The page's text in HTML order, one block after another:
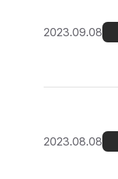
2023.09.08
2023.08.08